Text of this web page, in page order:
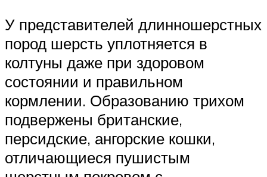
У представителей длинношерстных
пород шерсть уплотняется в
колтуны даже при здоровом
состоянии и правильном
кормлении. Образованию трихом
подвержены британские,
персидские, ангорские кошки,
отличающиеся пушистым